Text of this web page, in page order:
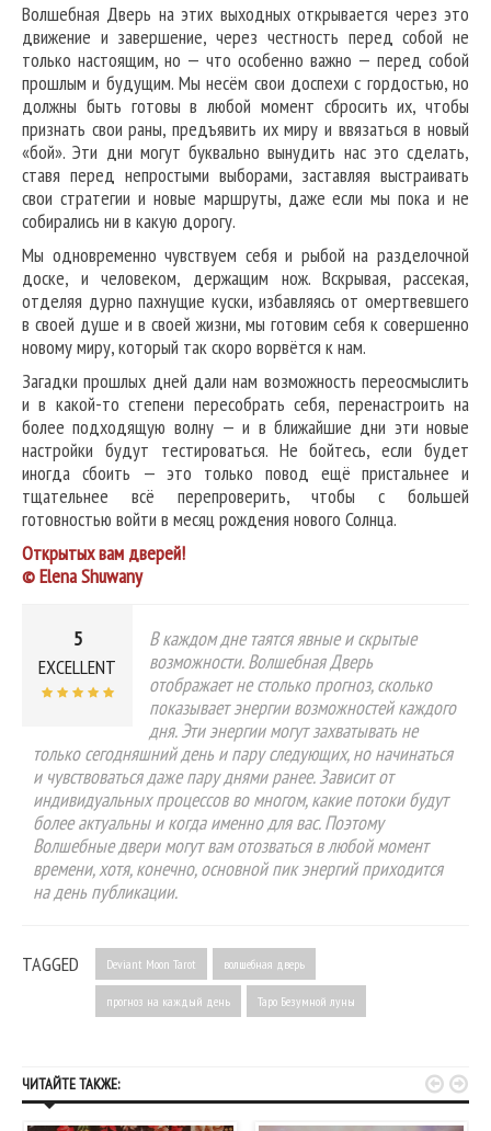
Волшебная Дверь на этих выходных открывается через это
движение и завершение, через честность перед собой не
только настоящим, но — что особенно важно — перед собой
прошлым и будущим. Мы несём свои доспехи с гордостью, но
должны быть готовы в любой момент сбросить их, чтобы
признать свои раны, предъявить их миру и ввязаться в новый
«бой». Эти дни могут буквально вынудить нас это сделать,
ставя перед непростыми выборами, заставляя выстраивать
свои стратегии и новые маршруты, даже если мы пока и не
собирались ни в какую дорогу.
Мы одновременно чувствуем себя и рыбой на разделочной
доске, и человеком, держащим нож. Вскрывая, рассекая,
отделяя дурно пахнущие куски, избавляясь от омертвевшего
в своей душе и в своей жизни, мы готовим себя к совершенно
новому миру, который так скоро ворвётся к нам.
Загадки прошлых дней дали нам возможность переосмыслить
и в какой-то степени пересобрать себя, перенастроить на
более подходящую волну — и в ближайшие дни эти новые
настройки будут тестироваться. Не бойтесь, если будет
иногда сбоить — это только повод ещё пристальнее и
тщательнее всё перепроверить, чтобы с большей
готовностью войти в месяц рождения нового Солнца.
Открытых вам дверей!
© Elena Shuwany
5
EXCELLENT
В каждом дне таятся явные и скрытые
возможности. Волшебная Дверь
отображает не столько прогноз, сколько
показывает энергии возможностей каждого
дня. Эти энергии могут захватывать не
только сегодняшний день и пару следующих, но начинаться
и чувствоваться даже пару днями ранее. Зависит от
индивидуальных процессов во многом, какие потоки будут
более актуальны и когда именно для вас. Поэтому
Волшебные двери могут вам отозваться в любой момент
времени, хотя, конечно, основной пик энергий приходится
на день публикации.
TAGGED Deviant Moon Tarot волшебная дверь
прогноз на каждый день Таро Безумной луны
ЧИТАЙТЕ ТАКЖЕ:  